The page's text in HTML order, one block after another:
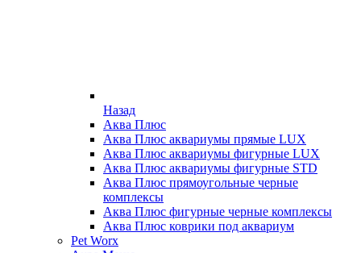
Назад
Аква Плюс
Аква Плюс аквариумы прямые LUX
Аква Плюс аквариумы фигурные LUX
Аква Плюс аквариумы фигурные STD
Аква Плюс прямоугольные черные
комплексы
Аква Плюс фигурные черные комплексы
Аква Плюс коврики под аквариум
Pet Worx